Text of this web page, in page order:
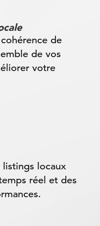
de
de vos
votre
locaux
réel et des